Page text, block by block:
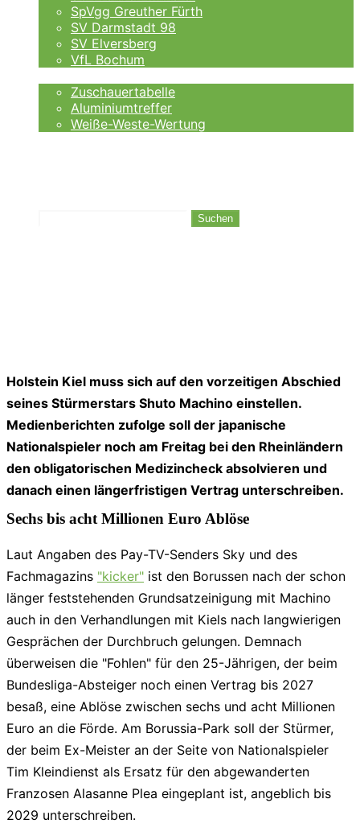
SpVgg Greuther Fürth
SV Darmstadt 98
SV Elversberg
VfL Bochum
Zuschauertabelle
Aluminiumtreffer
Weiße-Weste-Wertung
Suchen
Holstein Kiel muss sich auf den vorzeitigen Abschied
seines Stürmerstars Shuto Machino einstellen.
Medienberichten zufolge soll der japanische
Nationalspieler noch am Freitag bei den Rheinländern
den obligatorischen Medizincheck absolvieren und
danach einen längerfristigen Vertrag unterschreiben.
Sechs bis acht Millionen Euro Ablöse
Laut Angaben des Pay-TV-Senders Sky und des
Fachmagazins "kicker" ist den Borussen nach der schon
länger feststehenden Grundsatzeinigung mit Machino
auch in den Verhandlungen mit Kiels nach langwierigen
Gesprächen der Durchbruch gelungen. Demnach
überweisen die "Fohlen" für den 25-Jährigen, der beim
Bundesliga-Absteiger noch einen Vertrag bis 2027
besaß, eine Ablöse zwischen sechs und acht Millionen
Euro an die Förde. Am Borussia-Park soll der Stürmer,
der beim Ex-Meister an der Seite von Nationalspieler
Tim Kleindienst als Ersatz für den abgewanderten
Franzosen Alasanne Plea eingeplant ist, angeblich bis
2029 unterschreiben.